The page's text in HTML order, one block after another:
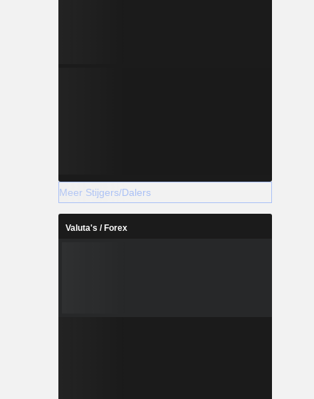
Meer Stijgers/Dalers
Valuta's / Forex